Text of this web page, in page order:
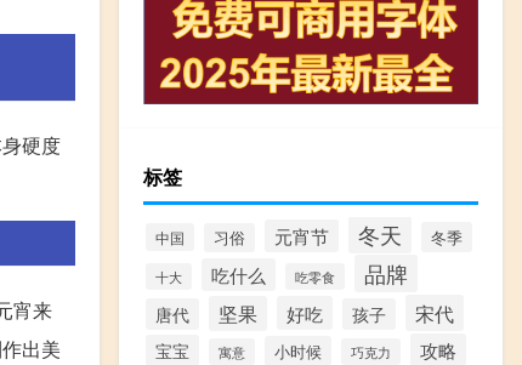
硬度
宵来
出美
标签
中国 习俗 元宵节 冬天 冬季
十大 吃什么 吃零食 品牌
唐代 坚果 好吃 孩子 宋代
宝宝 寓意 小时候 巧克力 攻略